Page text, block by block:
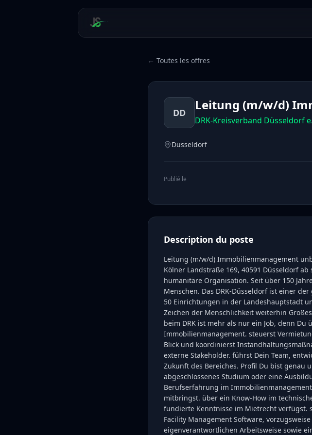
← Toutes les offres
DD Leitung (m/w/d)
DRK-Kreisverband Düsseldorf
Düsseldorf
Publié le
Description du poste
Leitung (m/w/d) Immobilienmanagement
Kölner Landstraße 169, 40591 Düsseldorf
humanitäre Organisation. Seit über 150
Menschen. Das DRK-Düsseldorf ist einer
50 Einrichtungen in der Landeshauptstadt
Zeichen der Menschlichkeit weiterhin
beim DRK ist mehr als nur ein Job, denn
Immobilienmanagement. steuerst
Blick und koordinierst
externe Stakeholder. führst Dein Team,
Zukunft des Bereiches. Profil Du bist genau
abgeschlossenes Studium oder eine
Berufserfahrung im
mitbringst. über ein Know-How im
fundierte Kenntnisse im Mietrecht verfügst.
Facility Management Software,
eigenverantwortlichen Arbeitsweise sowie